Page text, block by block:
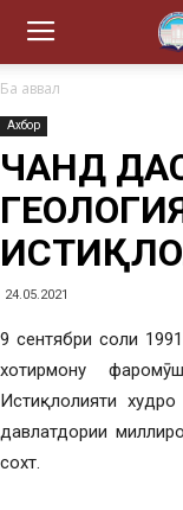
Ба аввал
Ахбор
ЧАНД
24.05.2021
9 сентябри соли
хотирмону
Истиқлолияти
давлатдории
сохт.